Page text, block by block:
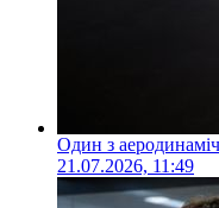
Один з
21.07.2026, 11:49